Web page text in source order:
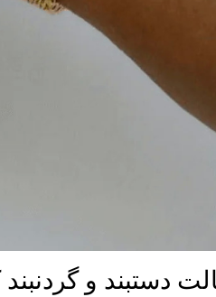
دستبند و گردنبند